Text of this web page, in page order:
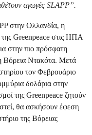
αγωγές SLAPP”.
στην Ολλανδία, η
της Greenpeace στις ΗΠΑ
στην πιο πρόσφατη
Βόρεια Ντακότα. Μετά
τον Φεβρουάριο
δολάρια στην
της Greenpeace ζητούν
θα ασκήσουν έφεση
της Βόρειας